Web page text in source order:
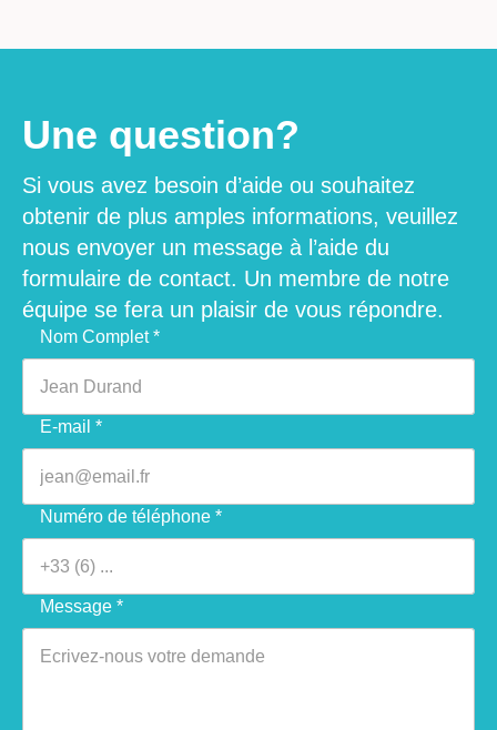
Une question?
Si vous avez besoin d’aide ou souhaitez
obtenir de plus amples informations, veuillez
nous envoyer un message à l’aide du
formulaire de contact. Un membre de notre
équipe se fera un plaisir de vous répondre.
Veuillez laisser ce champ vide.
Nom Complet *
E-mail *
Numéro de téléphone *
Message *